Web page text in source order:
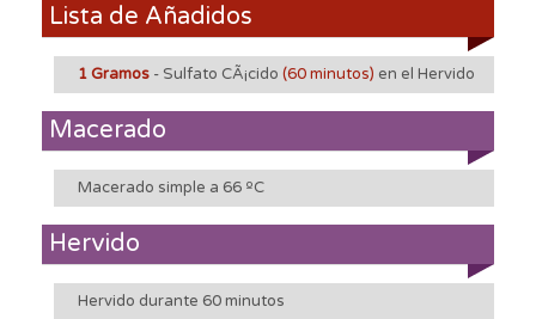
Lista de Añadidos
1 Gramos - Sulfato CÃ¡cido (60 minutos) en el Hervido
Macerado
Macerado simple a 66 ºC
Hervido
Hervido durante 60 minutos